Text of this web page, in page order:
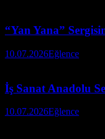
“Yan Yana”
10.07.2026Eğlence
İş Sanat Anadolu
10.07.2026Eğlence